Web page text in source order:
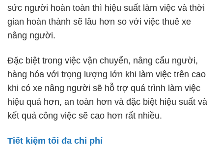
sức người hoàn toàn thì hiệu suất làm việc và thời
gian hoàn thành sẽ lâu hơn so với việc thuê xe
nâng người.
Đặc biệt trong việc vận chuyển, nâng cẩu người,
hàng hóa với trọng lượng lớn khi làm việc trên cao
khi có xe nâng người sẽ hỗ trợ quá trình làm việc
hiệu quả hơn, an toàn hơn và đặc biệt hiệu suất và
kết quả công việc sẽ cao hơn rất nhiều.
Tiết kiệm tối đa chi phí